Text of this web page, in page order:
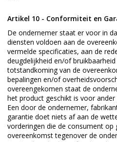
Artikel 10 - Conformiteit en
De ondernemer staat er voor in
diensten voldoen aan de
vermelde specificaties, aan de
deugdelijkheid en/of
totstandkoming van de
bepalingen en/of
overeengekomen staat de
het product geschikt is voor
Een door de ondernemer,
garantie doet niets af aan de
vorderingen die de consument op
overeenkomst tegenover de